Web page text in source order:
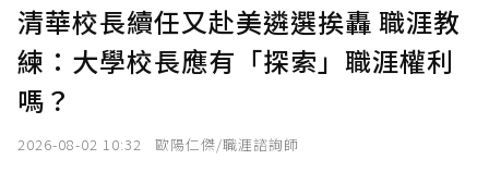
清華校長續任又赴美遴選挨轟 職涯教
練：大學校長應有「探索」職涯權利
嗎？
2026-08-02 10:32 歐陽仁傑/職涯諮詢師